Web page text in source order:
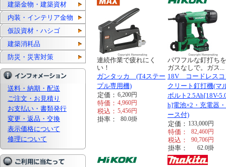
建築金物・建築資材
内装・インテリア金物
仮設資材・ハシゴ
建築消耗品
防災・災害対策
送料・納期・配送
ご注文・お見積り
お支払い・書類発行
変更・返品・交換
表示価格について
修理について
連続作業で疲れにく
い！
ガンタッカ (T4ステー
プル専用機)
定価： 6,200円
特価： 4,960円
税込： 5,456円
掛率： 80.0掛
パワフルな釘打ち
ガスなしで。ガス...
18V コードレスコ
クリート釘打機(マ
ボルト2.5Ah[18V-
h]電池×2・充電器
ース付)
定価： 133,000円
特価： 82,460円
税込： 90,706円
掛率： 62.0掛